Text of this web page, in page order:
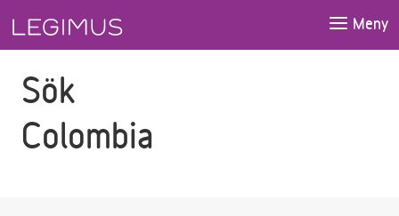
Meny
Sök
Colombia